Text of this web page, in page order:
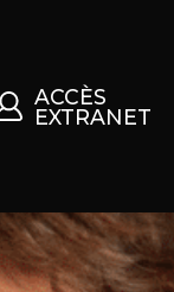
ACCÈS
EXTRANET